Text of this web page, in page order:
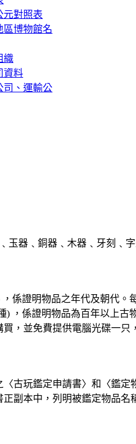
元對照表
區博物館名
織
資料
司、運輸公
玉器﹑銅器﹑木器﹑牙刻﹑
係證明物品之年代及朝代。
) ，係證明物品為百年以上古
買，並免費提供電腦光碟一只
古玩鑑定申請書〉和〈鑑定
副本中，列明被鑑定物品名